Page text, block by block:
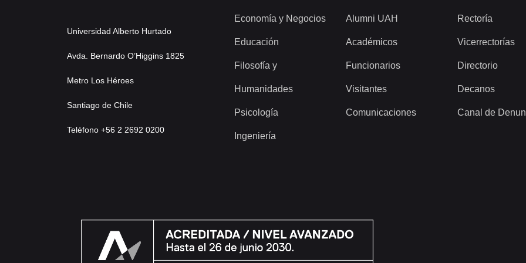
Universidad Alberto Hurtado
Avda. Bernardo O’Higgins 1825
Metro Los Héroes
Santiago de Chile
Teléfono +56 2 2692 0200
Economía y Negocios
Educación
Filosofía y
Humanidades
Psicología
Ingeniería
Alumni UAH
Académicos
Funcionarios
Visitantes
Comunicaciones
Rectoría
Vicerrectorías
Directorio
Decanos
Canal de